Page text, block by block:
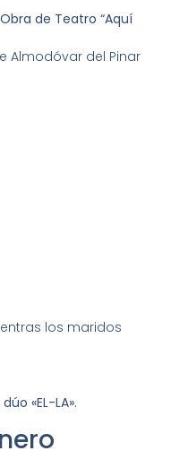
de Teatro “Aquí
Almodóvar del Pinar
los maridos
«EL-LA».